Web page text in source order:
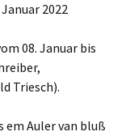
2022
08. Januar bis
Triesch).
em Auler van bluß